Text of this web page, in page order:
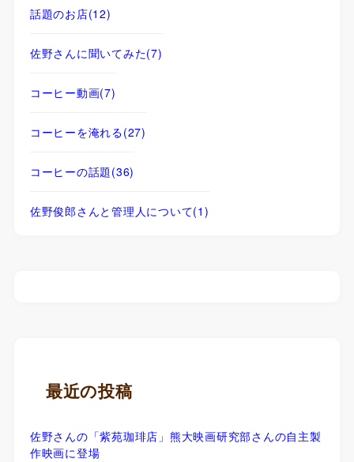
話題のお店(12)
佐野さんに聞いてみた(7)
コーヒー動画(7)
コーヒーを淹れる(27)
コーヒーの話題(36)
佐野俊郎さんと管理人について(1)
最近の投稿
佐野さんの「紫苑珈琲店」熊大映画研究部さんの自主製
作映画に登場